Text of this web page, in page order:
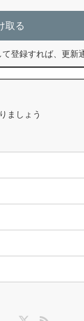
取る
て登録すれば、更新
ましょう